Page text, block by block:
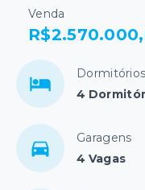
Venda
Dormitórios
4
Garagens
4 Vagas